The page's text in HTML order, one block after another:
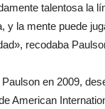
talentosa la
y la mente puede
recodaba
en 2009,
American